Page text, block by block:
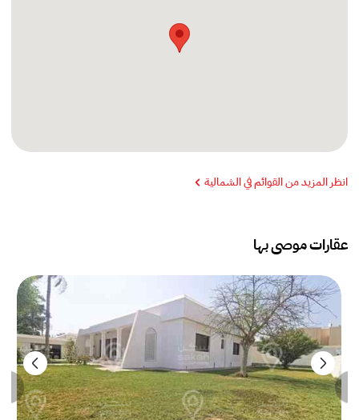
انظر المزيد من القوائم في الشمالية
عقارات موصى بها